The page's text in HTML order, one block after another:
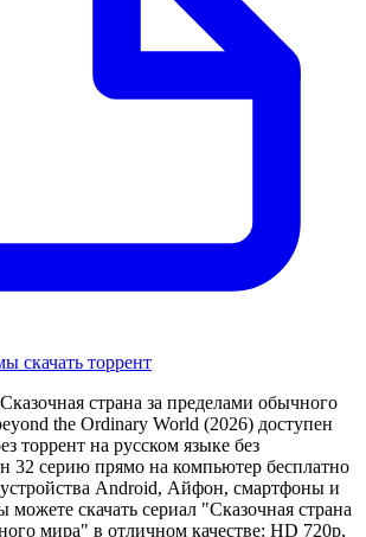
скачать торрент
страна за пределами обычного
the Ordinary World (2026) доступен
торрент на русском языке без
32 серию прямо на компьютер бесплатно
Android, Айфон, смартфоны и
скачать сериал "Сказочная страна
мира" в отличном качестве: HD 720p,